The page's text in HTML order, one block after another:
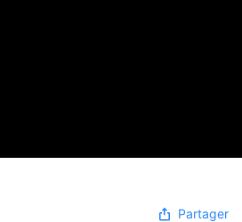
Partager